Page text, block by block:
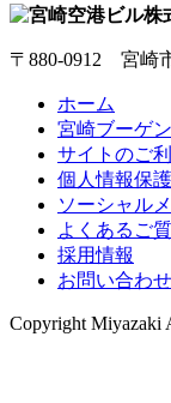
〒880-0912 宮崎
ホーム
宮崎ブーゲ
サイトのご
個人情報保
ソーシャル
よくあるご
採用情報
お問い合わせ
CopyrightMiyazaki